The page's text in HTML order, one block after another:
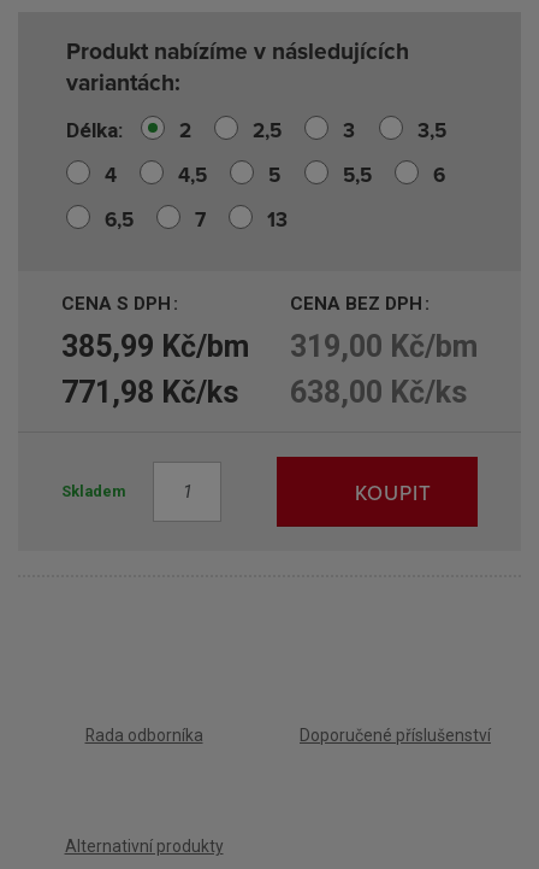
Rada odborníka Doporučené příslušenství
Alternativní produkty
Produkt nabízíme v následujících
variantách:
Délka 2 2,5 3
3,5
4
4,5 5 5,5
6
6,5
7 13
CENA S DPH
385,99 Kč/bm
771,98 Kč/ks
CENA BEZ DPH
319,00 Kč/bm
638,00 Kč/ks
Skladem KOUPIT
t